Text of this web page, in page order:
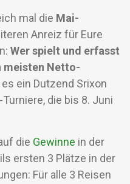
mal die Mai-
Anreiz für Eure
Wer spielt und erfasst
meisten Netto-
ein Dutzend Srixon
die bis 8. Juni
die Gewinne in der
ersten 3 Plätze in der
Für alle 3 Reisen